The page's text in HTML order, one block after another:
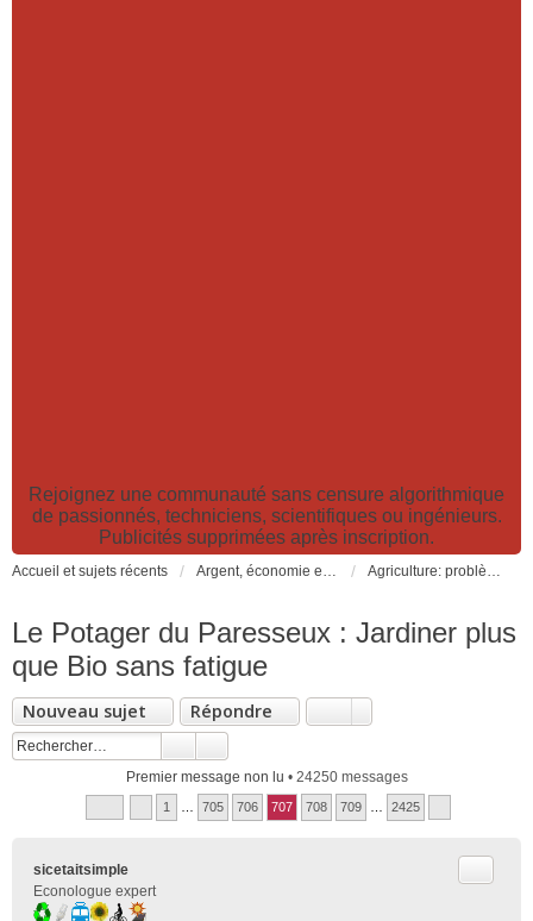
Rejoignez une communauté sans censure algorithmique
de passionnés, techniciens, scientifiques ou ingénieurs.
Publicités supprimées après inscription.
Accueil et sujets récents Argent, économie et finance. Alimentation et agriculture. Développement durable, pollution de l'air et catastrophes. Gestion des déchets. Agriculture: problèmes et pollutions, nouvelles techniques et solutions
Le Potager du Paresseux : Jardiner plus
que Bio sans fatigue
Nouveau sujet Répondre
Premier message non lu • 24250 messages
1 705 706 707 708 709 2425
sicetaitsimple
Econologue expert